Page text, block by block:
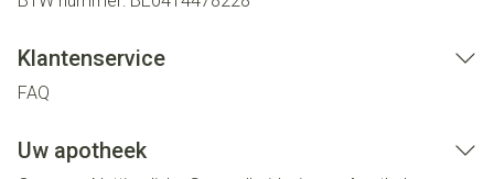
Klantenservice
FAQ
Uw apotheek